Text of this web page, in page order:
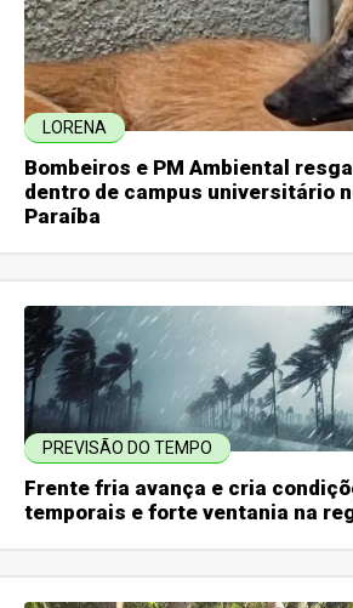
LORENA
Bombeiros e PM Ambiental
dentro de campus universitário
Paraíba
PREVISÃO DO TEMPO
Frente fria avança e cria
temporais e forte ventania na